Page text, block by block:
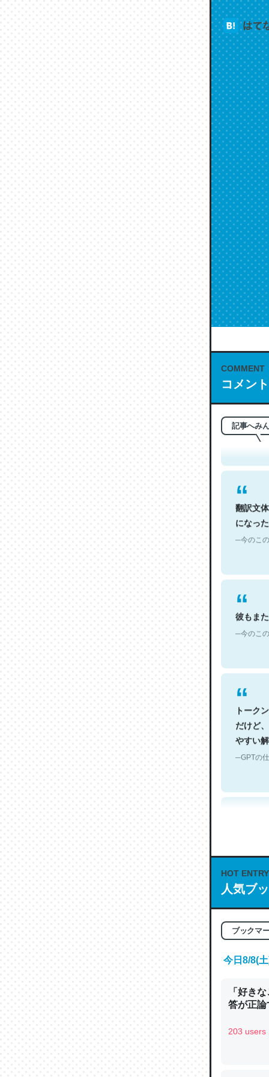
COMMENT
コメン
記事へみ
これは
もお勧
─今のこ
翻訳文
になった
─今のこ
彼もま
─今のこ
トーク
だけど
やすい
─GPTの
これは
やすく
HOT ENTRY
人気ブ
ブックマ
今日8/8(
「好き
答が正論
203 users